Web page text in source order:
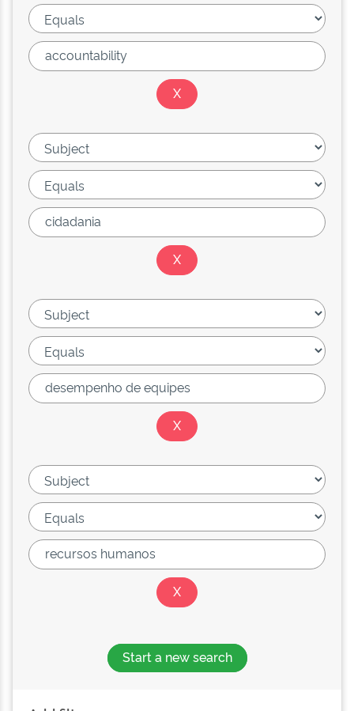
Start a new search